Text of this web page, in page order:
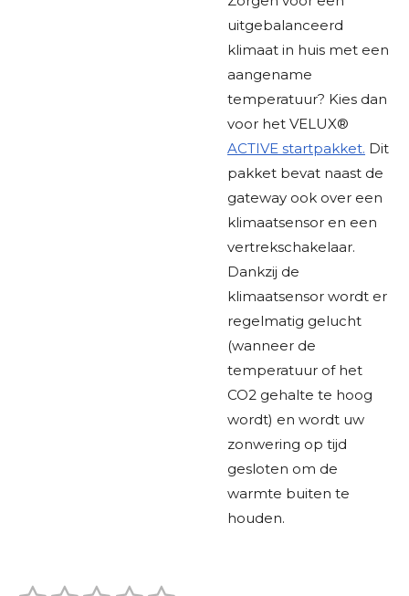
uitgebalanceerd
klimaat in huis met een
aangename
temperatuur? Kies dan
voor het VELUX®
ACTIVE startpakket. Dit
pakket bevat naast de
gateway ook over een
klimaatsensor en een
vertrekschakelaar.
Dankzij de
klimaatsensor wordt er
regelmatig gelucht
(wanneer de
temperatuur of het
CO2 gehalte te hoog
wordt) en wordt uw
zonwering op tijd
gesloten om de
warmte buiten te
houden.